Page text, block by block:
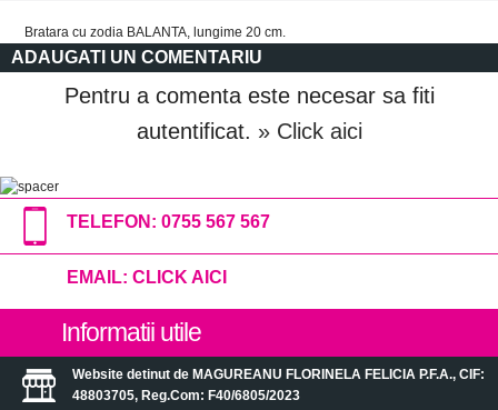
Bratara cu zodia BALANTA, lungime 20 cm.
ADAUGATI UN COMENTARIU
Pentru a comenta este necesar sa fiti
autentificat. » Click aici
TELEFON: 0755 567 567
EMAIL: CLICK AICI
Informatii utile
Website detinut de MAGUREANU FLORINELA FELICIA P.F.A., CIF:
48803705, Reg.Com: F40/6805/2023